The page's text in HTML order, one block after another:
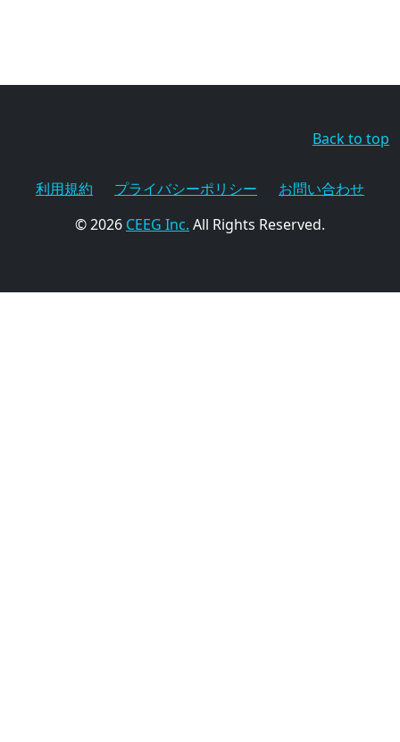
Back to top
利用規約 プライバシーポリシー
お問い合わせ
© 2026 CEEG Inc. All Rights Reserved.